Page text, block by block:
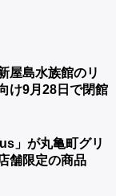
屋島水族館のリ
け9月28日で閉館
」が丸亀町グリ
舗限定の商品